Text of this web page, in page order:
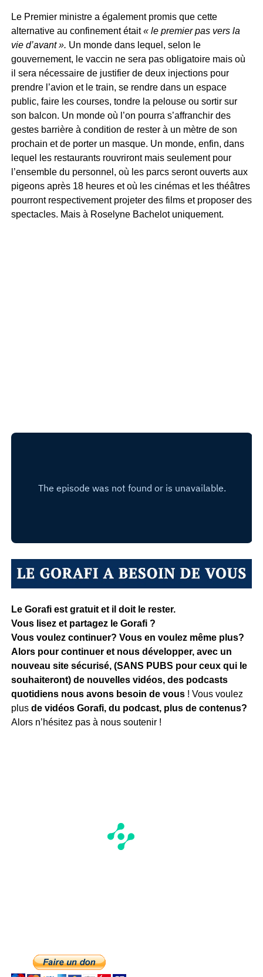
Le Premier ministre a également promis que cette
alternative au confinement était« le premier pas vers la
vie d’avant ». Un monde dans lequel, selon le
gouvernement, le vaccin ne sera pas obligatoire mais où
il sera nécessaire de justifier de deux injections pour
prendre l’avion et le train, se rendre dans un espace
public, faire les courses, tondre la pelouse ou sortir sur
son balcon. Un monde où l’on pourra s’affranchir des
gestes barrière à condition de rester à un mètre de son
prochain et de porter un masque. Un monde, enfin, dans
lequel les restaurants rouvriront mais seulement pour
l’ensemble du personnel, où les parcs seront ouverts aux
pigeons après 18 heures et où les cinémas et les théâtres
pourront respectivement projeter des films et proposer des
spectacles. Mais à Roselyne Bachelot uniquement.
Le Gorafi est gratuit et il doit le rester.
Vous lisez et partagez le Gorafi ?
Vous voulez continuer? Vous en voulez même plus?
Alors pour continuer et nous développer, avec un
nouveau site sécurisé, (SANS PUBS pour ceux qui le
souhaiteront) de nouvelles vidéos, des podcasts
quotidiens nous avons besoin de vous ! Vous voulez
plus de vidéos Gorafi, du podcast, plus de contenus?
Alors n’hésitez pas à nous soutenir !